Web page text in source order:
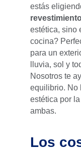
estás
estética, sino
cocina?
para un
lluvia, sol y
Nosotros te
equilibrio. No
estética por
ambas.
Los